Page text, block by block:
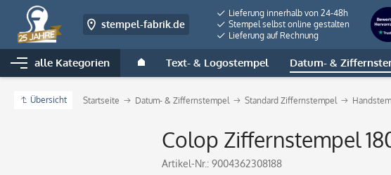
stempel-fabrik.de
Lieferung innerhalb von 24-48h
Stempel selbst online gestalten
Lieferung auf Rechnung
alle Kategorien Text- & Logostempel Datum- &
Übersicht Startseite Datum- & Ziffernstempel Standard Ziffernstempel
Colop Ziffernstempel
Artikel-Nr.: 9004362308188